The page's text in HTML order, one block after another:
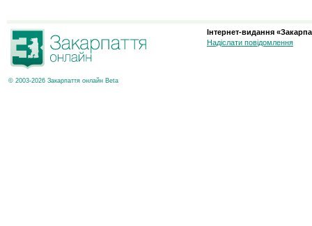
© 2003-2026 Закарпаття онлайн Beta
Інтернет-видання
Надіслати повідомлення